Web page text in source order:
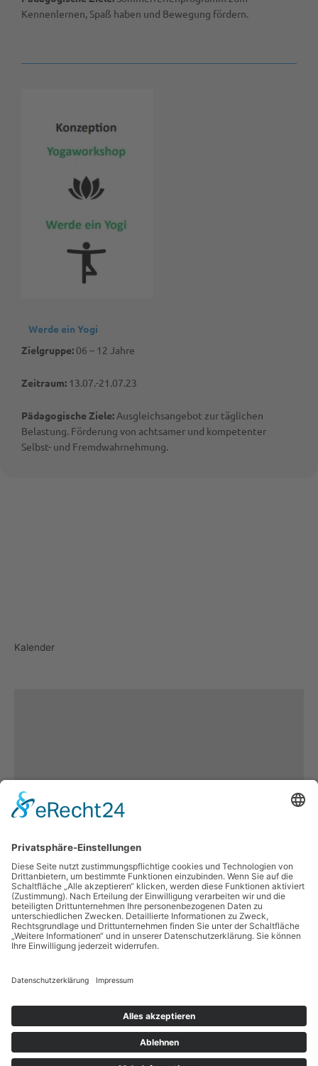
Kennenlernen, Spaß haben und Bewegung fördern.
Werde ein Yogi
Zielgruppe: 06 – 12 Jahre
Zeitraum: 13.07.-21.07.23
Pädagogische Ziele: Ausgleichsangebot zur täglichen
Belastung. Förderung von achtsamer und kompetenter
Selbst- und Fremdwahrnehmung.
Kalender
Inhalten